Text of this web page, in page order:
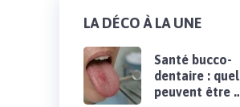
LA DÉCO À LA UNE
Santé bucco-
dentaire :
peuvent être